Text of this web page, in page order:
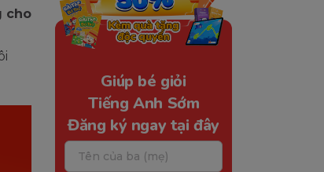
cho
Giúp bé giỏi
Tiếng Anh Sớm
Đăng ký ngay tại đây